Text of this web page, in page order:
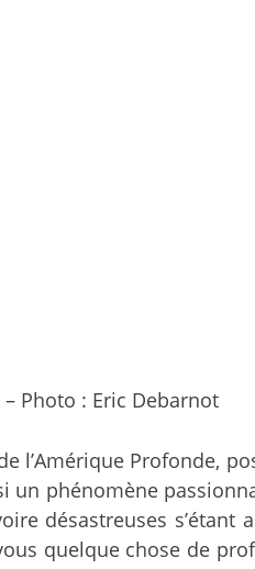
Photo : Eric Debarnot
l’Amérique Profonde,
un phénomène
désastreuses
quelque chose de